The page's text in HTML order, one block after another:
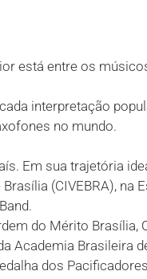
está entre os
interpretação
no mundo.
Em sua trajetória
(CIVEBRA), na
do Mérito Brasília,
Academia Brasileira
dos